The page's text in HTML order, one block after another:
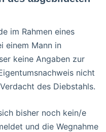
im Rahmen eines
einem Mann in
keine Angaben zur
nicht
des Diebstahls.
bisher noch kein/e
und die Wegnahme